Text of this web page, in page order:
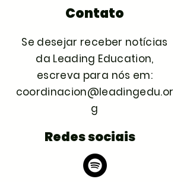
Contato
Se desejar receber notícias
da Leading Education,
escreva para nós em:
coordinacion@leadingedu.or
g
Redes sociais